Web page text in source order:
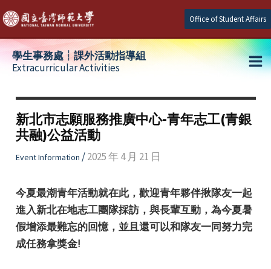
Skip
to
content
Office of Student Affairs
學生事務處┆課外活動指導組
Extracurricular Activities
新北市志願服務推廣中心-青年志工(青銀
共融)公益活動
Event Information /2025 年 4 月 21 日
今夏最潮青年活動就在此，歡迎青年夥伴揪隊友一起
進入新北在地志工團隊採訪，與長輩互動，為今夏暑
假增添最難忘的回憶，並且還可以和隊友一同努力完
成任務拿獎金!